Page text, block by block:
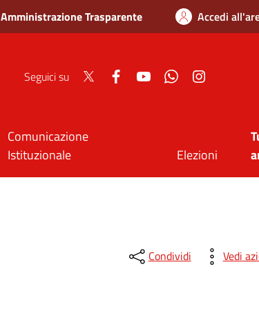
Amministrazione Trasparente Accedi
Seguici su Twitter FacebookYoutube Whatsapp
Comunicazione
Istituzionale
Elezioni
Condividi Vedi